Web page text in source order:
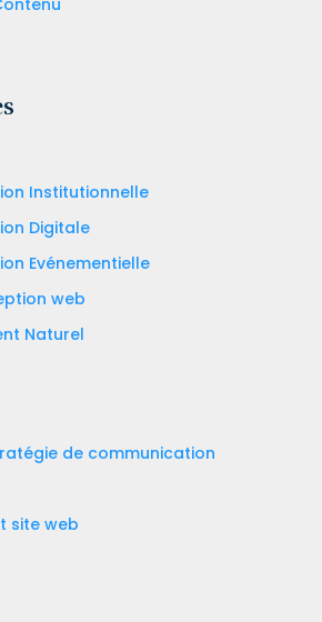
Institutionnelle
Digitale
Evénementielle
web
Naturel
de communication
site web